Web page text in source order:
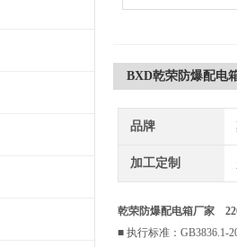
BXD乾荣防爆配电
品牌
加工定制
乾荣防爆配电箱厂家
■ 执行标准：GB3836.1-